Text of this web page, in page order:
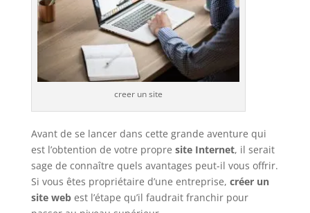
creer un site
Avant de se lancer dans cette grande aventure qui
est l’obtention de votre propre site Internet, il serait
sage de connaître quels avantages peut-il vous offrir.
Si vous êtes propriétaire d’une entreprise, créer un
site webest l’étape qu’il faudrait franchir pour